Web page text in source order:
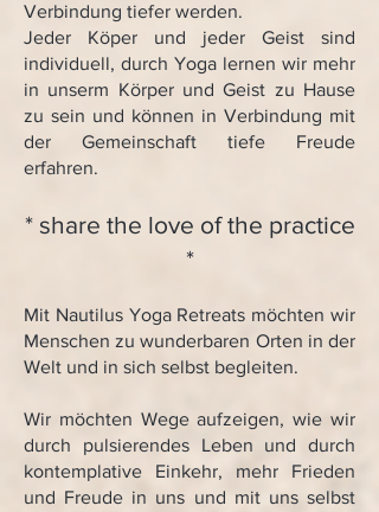
Verbindung tiefer werden.
Jeder Köper und jeder Geist sind
individuell, durch Yoga lernen wir mehr
in unserm Körper und Geist zu Hause
zu sein und können in Verbindung mit
der Gemeinschaft tiefe Freude
erfahren.
* share the love of the practice
*
Mit Nautilus Yoga Retreats möchten wir
Menschen zu wunderbaren Orten in der
Welt und in sich selbst begleiten.
Wir möchten Wege aufzeigen, wie wir
durch pulsierendes Leben und durch
kontemplative Einkehr, mehr Frieden
und Freude in uns und mit uns selbst